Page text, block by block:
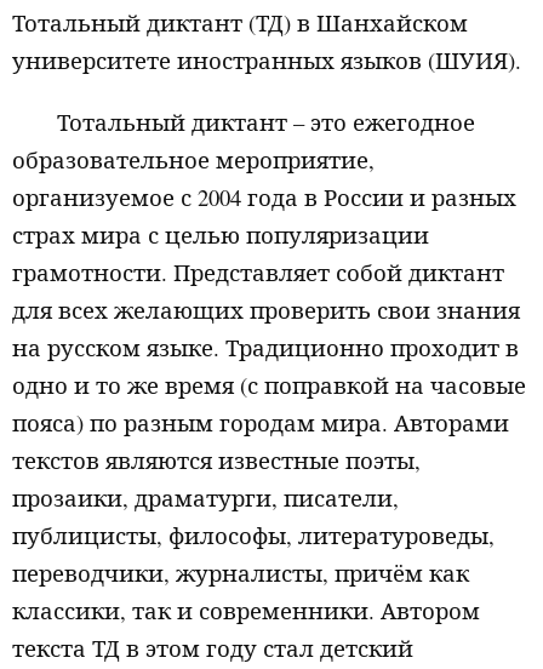
Тотальный диктант (ТД) в Шанхайском
университете иностранных языков (ШУИЯ).
Тотальный диктант – это ежегодное
образовательное мероприятие,
организуемое с 2004 года в России и разных
страх мира с целью популяризации
грамотности. Представляет собой диктант
для всех желающих проверить свои знания
на русском языке. Традиционно проходит в
одно и то же время (с поправкой на часовые
пояса) по разным городам мира. Авторами
текстов являются известные поэты,
прозаики, драматурги, писатели,
публицисты, философы, литературоведы,
переводчики, журналисты, причём как
классики, так и современники. Автором
текста ТД в этом году стал детский